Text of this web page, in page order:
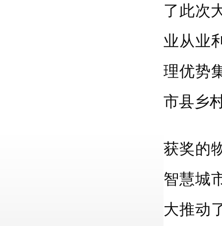
了此次
业从业
理优势
市县乡
获奖的
智慧城
大推动